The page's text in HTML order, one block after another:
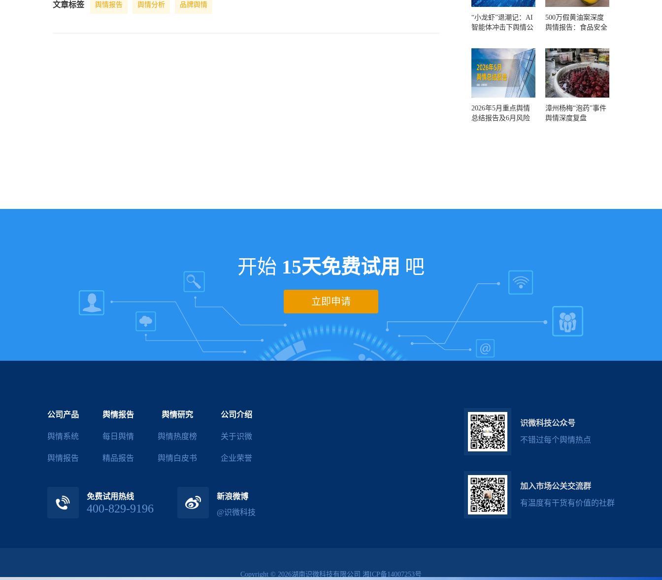
文章标签 舆情报告 舆情分析 品牌舆情
“小龙虾”退潮记：AI
智能体冲击下舆情公
500万假黄油案深度
舆情报告：食品安全
一环？
2026年5月重点舆情
总结报告及6月风险
漳州杨梅“泡药”事件
舆情深度复盘
开始 15天免费试用 吧
立即申请
公司产品
舆情系统
舆情报告
舆情报告
每日舆情
精品报告
舆情研究
舆情热度榜
舆情白皮书
公司介绍
关于识微
企业荣誉
免费试用热线
400-829-9196
新浪微博
@识微科技
识微科技公众号
不错过每个舆情热点
加入市场公关交流群
有温度有干货有价值的社群
Copyright © 2026湖南识微科技有限公司 湘ICP备14007253号